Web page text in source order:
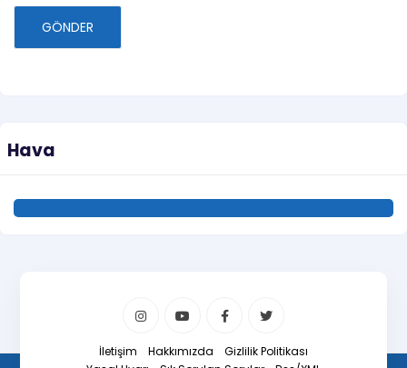
GÖNDER
Hava
İletişim Hakkımızda
Gizlilik Politikası